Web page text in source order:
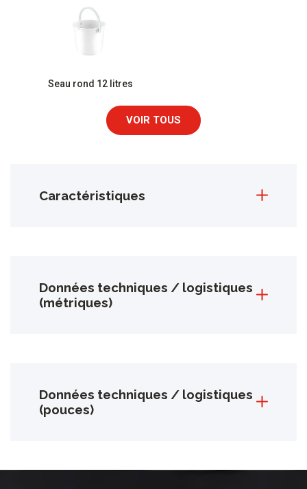
Seau rond 12 litres
VOIR TOUS
Caractéristiques
Données techniques / logistiques
(métriques)
Données techniques / logistiques
(pouces)